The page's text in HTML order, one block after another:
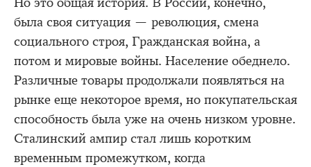
была своя ситуация — революция, смена
социального строя, Гражданская война, а
потом и мировые войны. Население обеднело.
Различные товары продолжали появляться на
рынке еще некоторое время, но покупательская
способность была уже на очень низком уровне.
Сталинский ампир стал лишь коротким
временным промежутком, когда